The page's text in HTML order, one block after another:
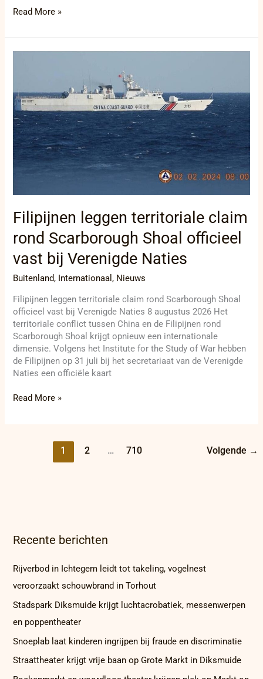
Read More »
Filipijnen leggen territoriale claim
rond Scarborough Shoal officieel
vast bij Verenigde Naties
Buitenland, Internationaal, Nieuws
Filipijnen leggen territoriale claim rond Scarborough Shoal
officieel vast bij Verenigde Naties 8 augustus 2026 Het
territoriale conflict tussen China en de Filipijnen rond
Scarborough Shoal krijgt opnieuw een internationale
dimensie. Volgens het Institute for the Study of War hebben
de Filipijnen op 31 juli bij het secretariaat van de Verenigde
Naties een officiële kaart
claim
rond
Scarborough
Shoal
officieel
vast
Read More »
1 2 … 710 Volgende →
Recente berichten
Rijverbod in Ichtegem leidt tot takeling, vogelnest
veroorzaakt schouwbrand in Torhout
Stadspark Diksmuide krijgt luchtacrobatiek, messenwerpen
en poppentheater
Snoeplab laat kinderen ingrijpen bij fraude en discriminatie
Straattheater krijgt vrije baan op Grote Markt in Diksmuide